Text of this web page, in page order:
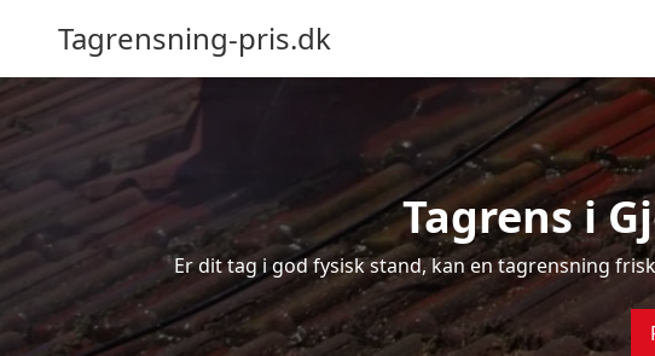
Tagrensning-pris.dk
Tagrens i
Er dit tag i god fysisk stand, kan en tagrensning